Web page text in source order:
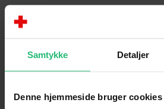
Samtykke Detaljer
Denne hjemmeside bruger cookies
Tanja Æbelø
Aktivitetsleder